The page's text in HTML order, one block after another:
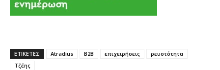
ΕΤΙΚΕΤΕΣ Atradius Β2Β επιχειρήσεις
ρευστότητα
Τζέης